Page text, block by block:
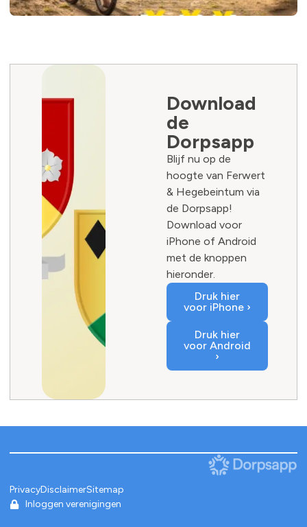
Download
de
Dorpsapp
Blijf nu op de
hoogte van Ferwert
& Hegebeintum via
de Dorpsapp!
Download voor
iPhone of Android
met de knoppen
hieronder.
Druk hier
voor iPhone ›
Druk hier
voor Android
›
PrivacyDisclaimerSitemap
Inloggen verenigingen